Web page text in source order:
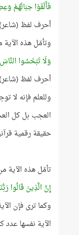
فَأَلْقَوْا حِبَالَهُمْ
أحرف لفظ (شاعر)
وتأمّل هذه
وَلَا تَبْخَسُوا
أحرف لفظ (شاعر)
وللعلم فإنه لا توجد
العجب بل كل العجب أن
حقيقة رقمية
تأمّل هذه الآية
إِنَّ الَّذِينَ قَالُوا
وكما ترى فإن
الآية نفسها عدد